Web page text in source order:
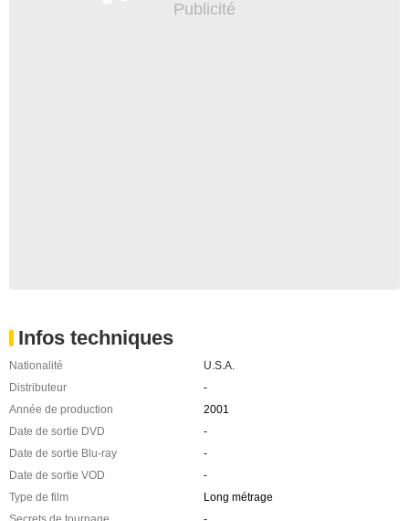
Infos techniques
Nationalité
U.S.A.
Distributeur
-
Année de production
2001
Date de sortie DVD
-
Date de sortie Blu-ray
-
Date de sortie VOD
-
Type de film
Long métrage